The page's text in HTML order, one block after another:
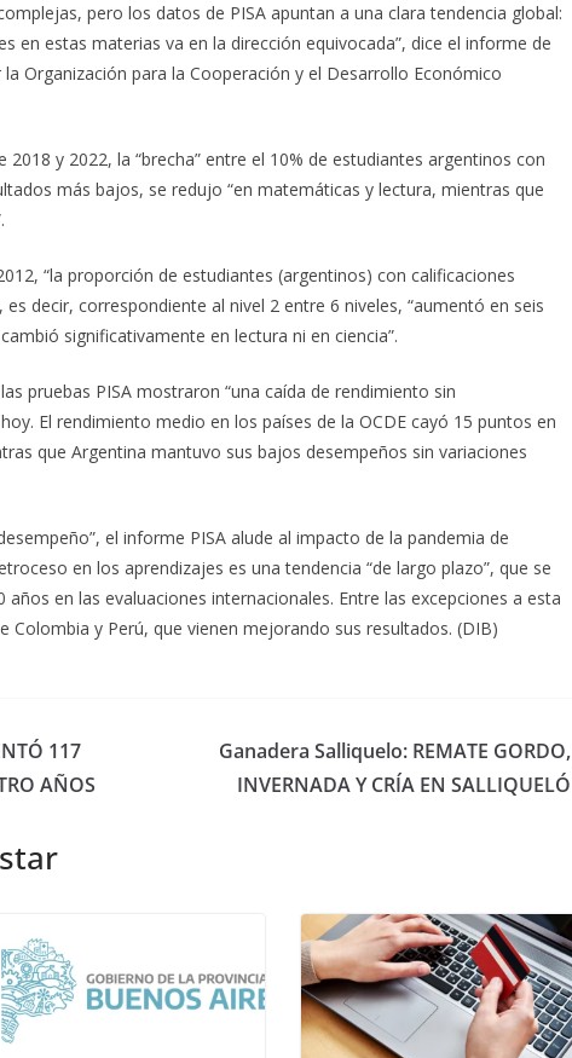
pero los datos de PISA apuntan a una clara tendencia global:
en estas materias va en la dirección equivocada”, dice el informe de
Organización para la Cooperación y el Desarrollo Económico
y 2022, la “brecha” entre el 10% de estudiantes argentinos con
más bajos, se redujo “en matemáticas y lectura, mientras que
“la proporción de estudiantes (argentinos) con calificaciones
decir, correspondiente al nivel 2 entre 6 niveles, “aumentó en seis
significativamente en lectura ni en ciencia”.
pruebas PISA mostraron “una caída de rendimiento sin
El rendimiento medio en los países de la OCDE cayó 15 puntos en
que Argentina mantuvo sus bajos desempeños sin variaciones
el informe PISA alude al impacto de la pandemia de
en los aprendizajes es una tendencia “de largo plazo”, que se
en las evaluaciones internacionales. Entre las excepciones a esta
Colombia y Perú, que vienen mejorando sus resultados. (DIB)
117
AÑOS
Ganadera Salliquelo: REMATE GORDO,
INVERNADA Y CRÍA EN SALLIQUELÓ